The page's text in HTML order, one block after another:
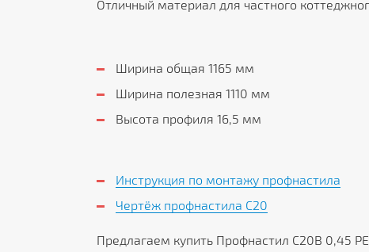
Отличный материал для частного
Ширина общая 1165 мм
Ширина полезная 1110 мм
Высота профиля 16,5 мм
Инструкция по монтажу профнастила
Чертёж профнастила C20
Предлагаем купить Профнастил С20В 0,45